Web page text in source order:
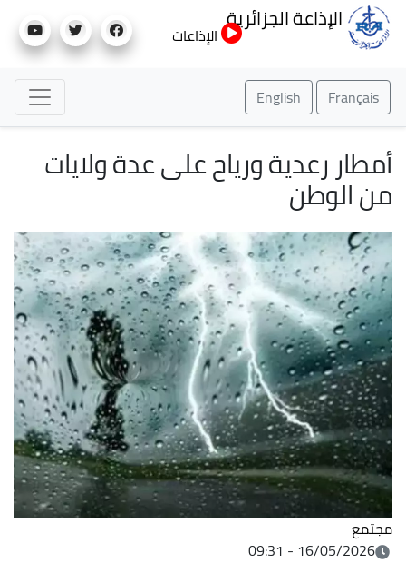
إلى
الإذاعة الجزائرية
الإذاعات
Français
English
أمطار رعدية ورياح على عدة ولايات
من الوطن
مجتمع
16/05/2026 - 09:31